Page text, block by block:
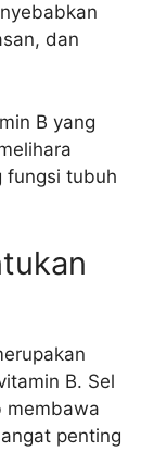
dan
B yang
fungsi tubuh
B. Sel
membawa
penting